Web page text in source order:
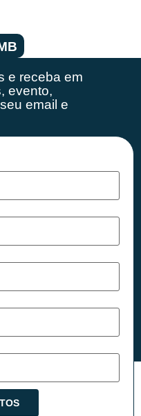
e receba em
evento,
email e